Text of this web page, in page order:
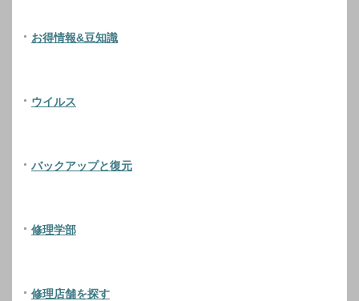
お得情報&豆知識
ウイルス
バックアップと復元
修理学部
修理店舗を探す